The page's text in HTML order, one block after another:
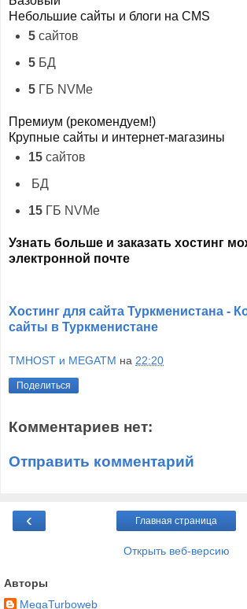
Небольшие сайты и блоги на CMS
5 сайтов
5 БД
5 ГБ NVMe
Премиум (рекомендуем!)
Крупные сайты и интернет-магазины
15 сайтов
БД
15 ГБ NVMe
Узнать больше и заказать хостинг
электронной почте
Хостинг для сайта Туркменистана -
сайты в Туркменистане
TMHOST и MEGATM на 22:20
Поделиться
Комментариев нет:
Отправить комментарий
‹ Главная страница
Открыть веб-версию
Авторы
MegaTurboweb